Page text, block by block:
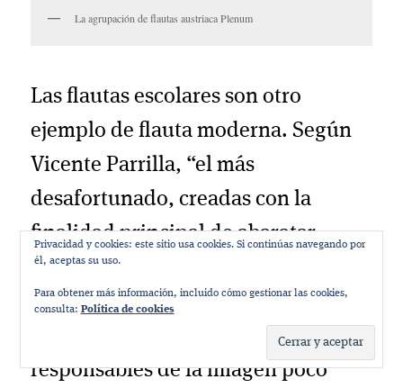
La agrupación de flautas austriaca Plenum
Las flautas escolares son otro
ejemplo de flauta moderna. Según
Vicente Parrilla, “el más
desafortunado, creadas con la
finalidad principal de abaratar
costes para venderlas en masa. Se
han extendido por el planeta cual
virus maligno, siendo en gran parte
responsables de la imagen poco
Privacidad y cookies: este sitio usa cookies. Si continúas navegando por
él, aceptas su uso.
Para obtener más información, incluido cómo gestionar las cookies,
consulta: Política de cookies